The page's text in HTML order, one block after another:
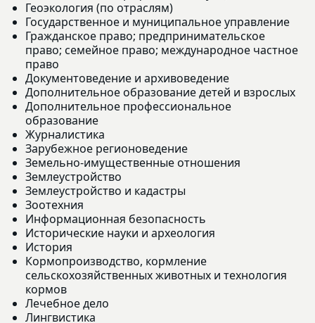
Геоэкология (по отраслям)
Государственное и муниципальное управление
Гражданское право; предпринимательское
право; семейное право; международное частное
право
Документоведение и архивоведение
Дополнительное образование детей и взрослых
Дополнительное профессиональное
образование
Журналистика
Зарубежное регионоведение
Земельно-имущественные отношения
Землеустройство
Землеустройство и кадастры
Зоотехния
Информационная безопасность
Исторические науки и археология
История
Кормопроизводство, кормление
сельскохозяйственных животных и технология
кормов
Лечебное дело
Лингвистика